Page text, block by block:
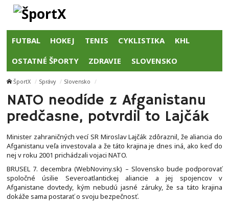
FUTBAL HOKEJ TENIS CYKLISTIKA KHL
OSTATNÉ ŠPORTY ZDRAVIE SLOVENSKO
ŠportX Správy Slovensko
NATO neodíde z Afganistanu
predčasne, potvrdil to Lajčák
Minister zahraničných vecí SR Miroslav Lajčák zdôraznil, že aliancia do
Afganistanu veľa investovala a že táto krajina je dnes iná, ako keď do
nej v roku 2001 prichádzali vojaci NATO.
BRUSEL 7. decembra (WebNoviny.sk) – Slovensko bude podporovať
spoločné úsilie Severoatlantickej aliancie a jej spojencov v
Afganistane dovtedy, kým nebudú jasné záruky, že sa táto krajina
dokáže sama postarať o svoju bezpečnosť.